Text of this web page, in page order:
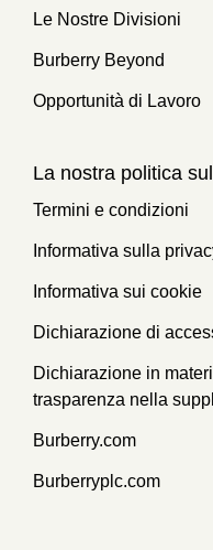
Le Nostre Divisioni
Burberry Beyond
Opportunità di Lavoro
La nostra politica
Termini e condizioni
Informativa sulla
Informativa sui cookie
Dichiarazione di
Dichiarazione in
trasparenza nella
Burberry.com
Burberryplc.com